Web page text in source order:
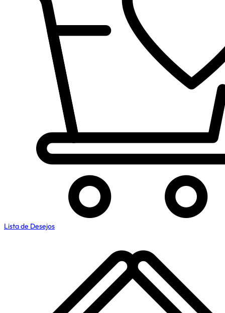
Lista de Desejos